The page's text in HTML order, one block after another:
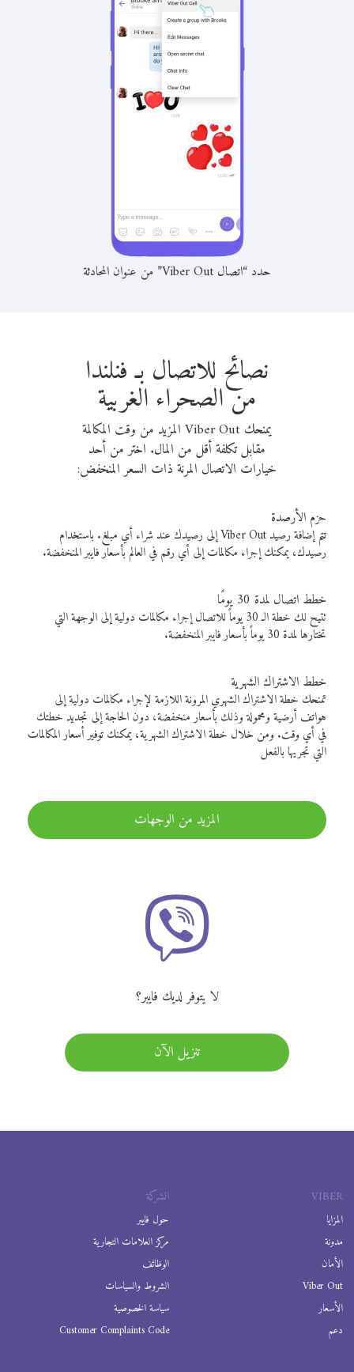
حدد “اتصال Viber Out” من عنوان المحادثة
نصائح للاتصال بـ فنلندا
من الصحراء الغربية
يمنحك Viber Out المزيد من وقت المكالمة
مقابل تكلفة أقل من المال. اختر من أحد
خيارات الاتصال المرنة ذات السعر المنخفض:
حزم الأرصدة
تتم إضافة رصيد Viber Out إلى رصيدك عند شراء أي مبلغ. باستخدام
رصيدك، يمكنك إجراء مكالمات إلى أي رقم في العالم بأسعار فايبر المنخفضة.
خطط اتصال لمدة 30 يومًا
تتيح لك خطة الـ 30 يوماً للاتصال إجراء مكالمات دولية إلى الوجهة التي
تختارها لمدة 30 يوماً بأسعار فايبر المنخفضة.
خطط الاشتراك الشهرية
تمنحك خطة الاشتراك الشهري المرونة اللازمة لإجراء مكالمات دولية إلى
هواتف أرضية ومحمولة وذلك بأسعار منخفضة، دون الحاجة إلى تجديد خطتك
في أي وقت. ومن خلال خطة الاشتراك الشهرية، يمكنك توفير أسعار المكالمات
التي تجريها بالفعل
المزيد من الوجهات
لا يتوفر لديك فايبر؟
تنزيل الآن
VIBER
المزايا
مدونة
الأمان
Viber Out
الأسعار
دعم
الشركة
حول فايبر
مركز العلامات التجارية
الوظائف
الشروط والسياسات
سياسة الخصوصية
Customer Complaints Code